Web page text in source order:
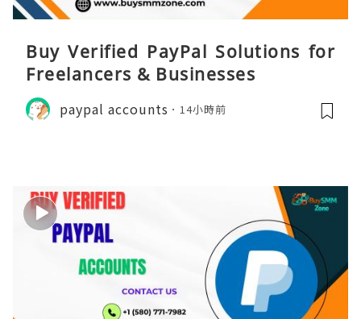
Buy Verified PayPal Solutions for
Freelancers & Businesses
paypal accounts 14小時前